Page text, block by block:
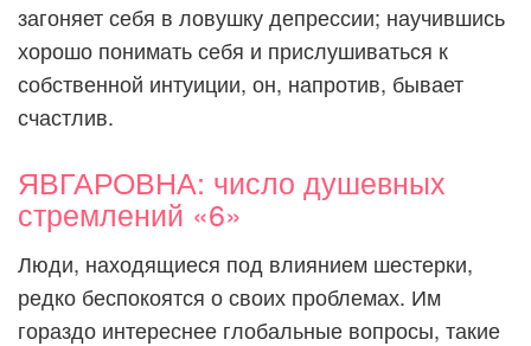
загоняет себя в ловушку депрессии; научившись
хорошо понимать себя и прислушиваться к
собственной интуиции, он, напротив, бывает
счастлив.
ЯВГАРОВНА: число душевных
стремлений «6»
Люди, находящиеся под влиянием шестерки,
редко беспокоятся о своих проблемах. Им
гораздо интереснее глобальные вопросы, такие